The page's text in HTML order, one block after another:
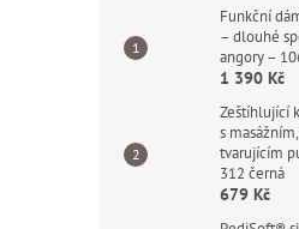
Funkční
– dlouhé
angory –
1 390 Kč
Zeštíhlující
s
tvarujícím
312 černá
679 Kč